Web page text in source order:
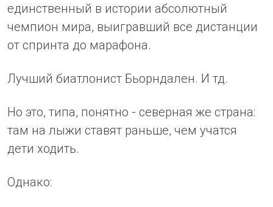
единственный в истории абсолютный
чемпион мира, выигравший все дистанции
от спринта до марафона.
Лучший биатлонист Бьорндален. И тд.
Но это, типа, понятно - северная же страна:
там на лыжи ставят раньше, чем учатся
дети ходить.
Однако: